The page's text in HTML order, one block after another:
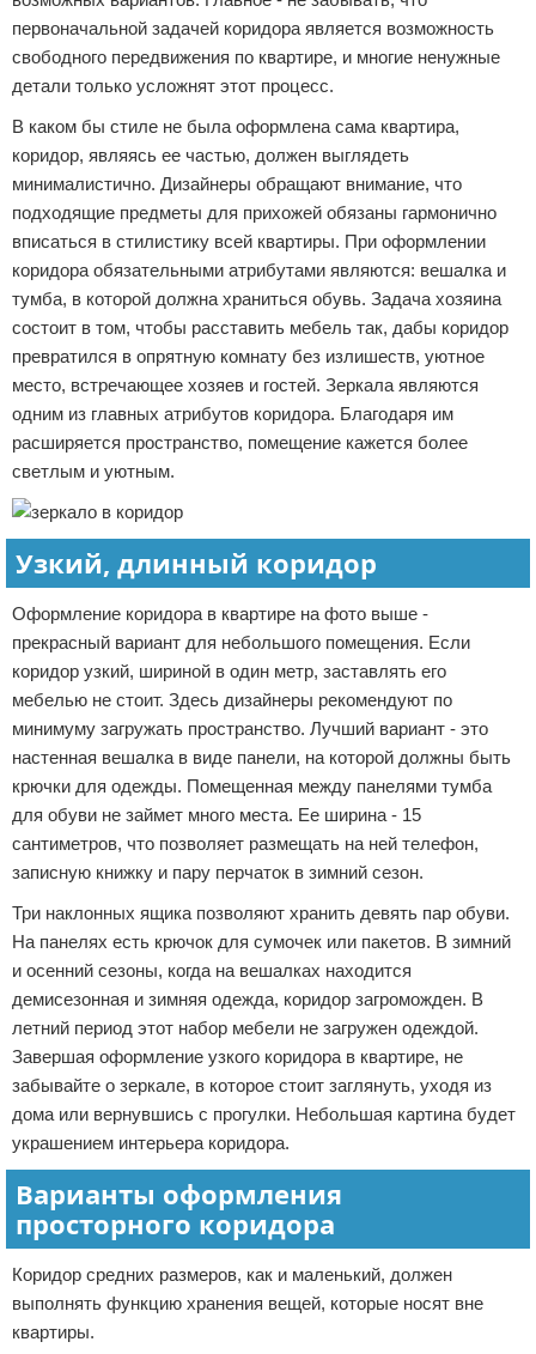
первоначальной задачей коридора является возможность
свободного передвижения по квартире, и многие ненужные
детали только усложнят этот процесс.
В каком бы стиле не была оформлена сама квартира,
коридор, являясь ее частью, должен выглядеть
минималистично. Дизайнеры обращают внимание, что
подходящие предметы для прихожей обязаны гармонично
вписаться в стилистику всей квартиры. При оформлении
коридора обязательными атрибутами являются: вешалка и
тумба, в которой должна храниться обувь. Задача хозяина
состоит в том, чтобы расставить мебель так, дабы коридор
превратился в опрятную комнату без излишеств, уютное
место, встречающее хозяев и гостей. Зеркала являются
одним из главных атрибутов коридора. Благодаря им
расширяется пространство, помещение кажется более
светлым и уютным.
Узкий, длинный коридор
Оформление коридора в квартире на фото выше -
прекрасный вариант для небольшого помещения. Если
коридор узкий, шириной в один метр, заставлять его
мебелью не стоит. Здесь дизайнеры рекомендуют по
минимуму загружать пространство. Лучший вариант - это
настенная вешалка в виде панели, на которой должны быть
крючки для одежды. Помещенная между панелями тумба
для обуви не займет много места. Ее ширина - 15
сантиметров, что позволяет размещать на ней телефон,
записную книжку и пару перчаток в зимний сезон.
Три наклонных ящика позволяют хранить девять пар обуви.
На панелях есть крючок для сумочек или пакетов. В зимний
и осенний сезоны, когда на вешалках находится
демисезонная и зимняя одежда, коридор загроможден. В
летний период этот набор мебели не загружен одеждой.
Завершая оформление узкого коридора в квартире, не
забывайте о зеркале, в которое стоит заглянуть, уходя из
дома или вернувшись с прогулки. Небольшая картина будет
украшением интерьера коридора.
Варианты оформления
просторного коридора
Коридор средних размеров, как и маленький, должен
выполнять функцию хранения вещей, которые носят вне
квартиры.